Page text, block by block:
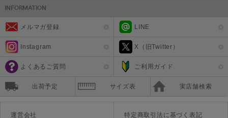
メルマガ登録 LINE
Instagram X（旧Twitter）
よくあるご質問 ご利用ガイド
出荷予定 サイズ表 実店舗検索
運営会社 特定商取引法に基づく表記